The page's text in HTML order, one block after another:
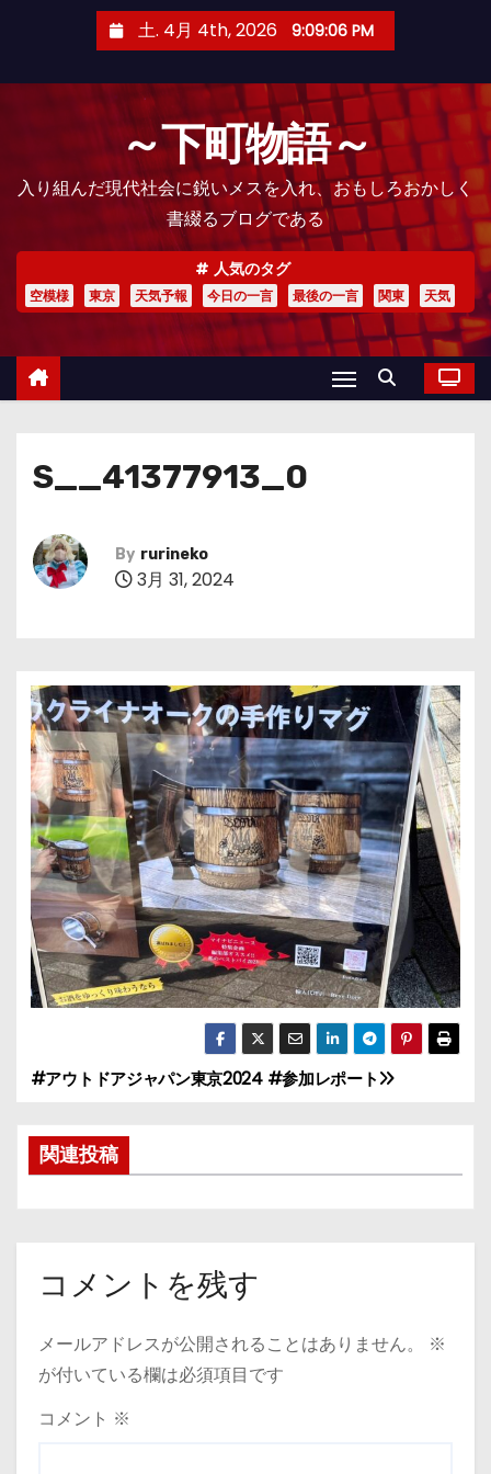
土. 4月 4th, 2026 9:09:07 PM
～下町物語～
入り組んだ現代社会に鋭いメスを入れ、おもしろおかしく
書綴るブログである
人気のタグ
空模様 東京 天気予報 今日の一言 最後の一言 関東 天気
S__41377913_0
By rurineko
3月 31, 2024
投
稿
ナ
ゲ
シ
ョ
#アウトドアジャパン東京2024 #参加レポート
関連投稿
コメントを残す
メールアドレスが公開されることはありません。
※
が付いている欄は必須項目です
コメント ※